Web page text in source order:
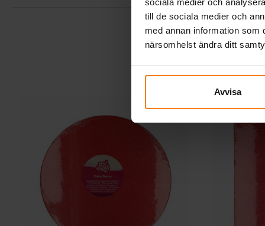
sociala medier och
till de sociala medier och
med annan information som
närsomhelst ändra ditt
Avvisa